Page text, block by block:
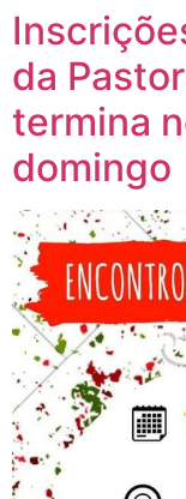
da
termina
domingo